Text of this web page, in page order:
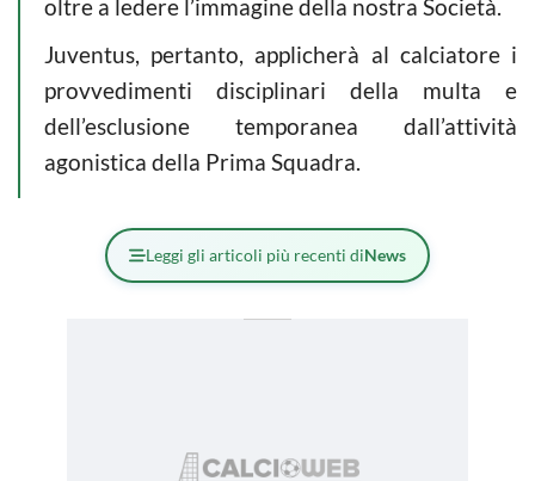
oltre a ledere l’immagine della nostra Società.
Juventus, pertanto, applicherà al calciatore i
provvedimenti disciplinari della multa e
dell’esclusione temporanea dall’attività
agonistica della Prima Squadra.
Leggi gli articoli più recenti diNews